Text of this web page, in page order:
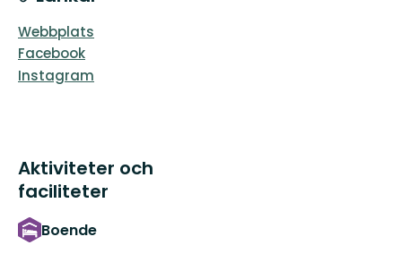
Webbplats
Facebook
Instagram
Aktiviteter och
faciliteter
Boende